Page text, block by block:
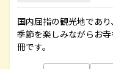
国内屈指の観光地であ
季節を楽しみながらお
冊です。